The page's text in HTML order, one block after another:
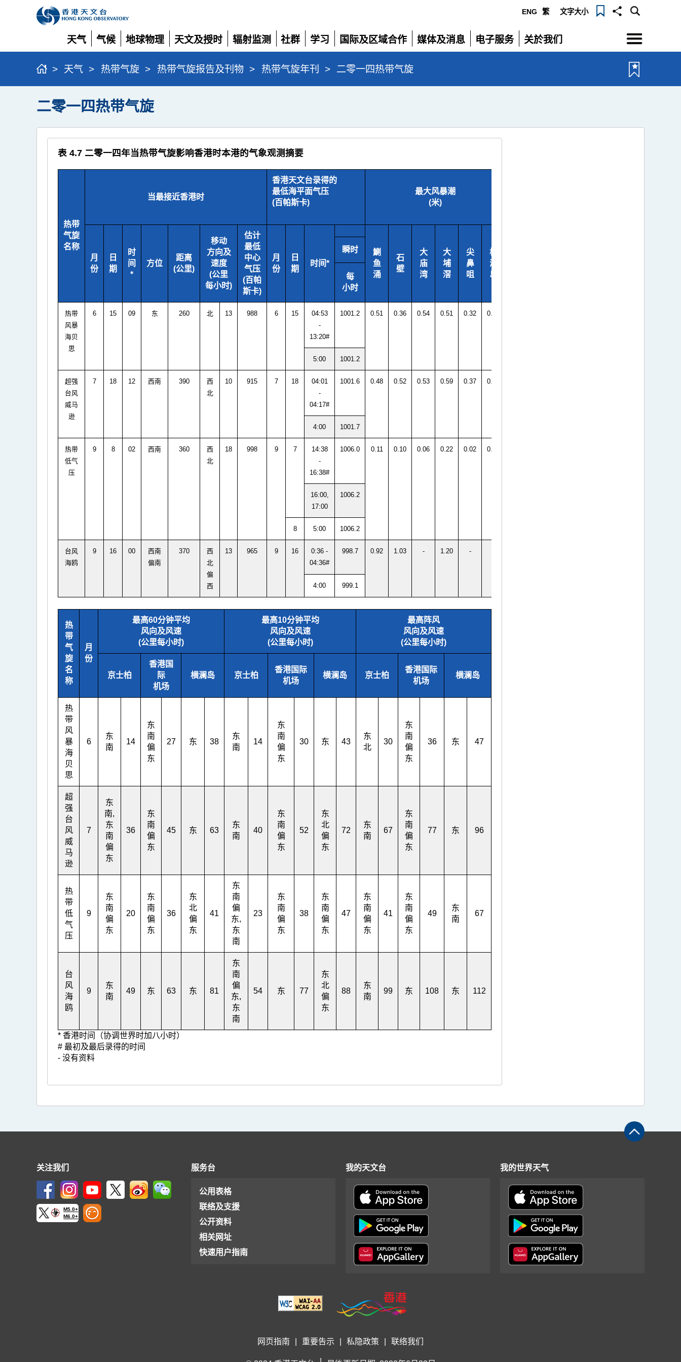
ENG 繁 文字大小
天气
展
开
气候
展
开
地球物理
展
开
天文及授时
展
开
辐射监测
展
开
社群
展
开
学习
展
开
国际及区域合作
展
开
媒体及消息
展
电子服务
展
关於我们
展
选
单
> 天气 > 热带气旋 > 热带气旋报告及刊物 > 热带气旋年刊 > 二零一四热带气旋
二零一四热带气旋
表 4.7 二零一四年当热带气旋影响香港时本港的气象观测摘要
热带
气旋
名称
当最接近香港时
香港天文台录得的
最低海平面气压
(百帕斯卡)
最大风暴潮
(米)
月
份
日
期
时
间
*
方位
距离
(公里)
移动
方向及
速度
(公里
每小时)
估计
最低
中心
气压
(百帕
斯卡)
月
份
日
期
时间*
鰂
鱼
涌
石
壁
大
庙
湾
大
埔
滘
尖
鼻
咀
横
澜
岛
瞬时
每
小时
热带
风暴
海贝
思
6 15 09 东 260 北 13 988 6 15
04:53
-
13:20#
1001.2 0.51 0.36 0.54 0.51 0.32 0.54
5:00 1001.2
超强
台风
威马
逊
7 18 12 西南 390
西
北
10 915 7 18
04:01
-
04:17#
1001.6 0.48 0.52 0.53 0.59 0.37 0.47
4:00 1001.7
热带
低气
压
9 8 02 西南 360
西
北
18 998 9 7
14:38
-
16:38#
1006.0 0.11 0.10 0.06 0.22 0.02 0.10
16:00,
17:00
1006.2
8 5:00 1006.2
台风
海鸥
9 16 00
西南
偏南
370
西
北
偏
西
13 965 9 16
0:36 -
04:36#
998.7 0.92 1.03 - 1.20 -
4:00 999.1
热
带
气
旋
名
称
月
份
最高60分钟平均
风向及风速
(公里每小时)
最高10分钟平均
风向及风速
(公里每小时)
最高阵风
风向及风速
(公里每小时)
京士柏
香港国
际
机场
横澜岛 京士柏
香港国际
机场
横澜岛 京士柏
香港国际
机场
横澜岛
热
带
风
暴
海
贝
思
6
东
南
14
东
南
偏
东
27 东 38
东
南
14
东
南
偏
东
30 东 43
东
北
30
东
南
偏
东
36 东 47
超
强
台
风
威
马
逊
7
东
南,
东
南
偏
东
36
东
南
偏
东
45 东 63
东
南
40
东
南
偏
东
52
东
北
偏
东
72
东
南
67
东
南
偏
东
77 东 96
热
带
低
气
压
9
东
南
偏
东
20
东
南
偏
东
36
东
北
偏
东
41
东
南
偏
东,
东
南
23
东
南
偏
东
38
东
南
偏
东
47
东
南
偏
东
41
东
南
偏
东
49
东
南
67
台
风
海
鸥
9
东
南
49 东 63 东 81
东
南
偏
东,
东
南
54 东 77
东
北
偏
东
88
东
南
99 东 108 东 112
* 香港时间（协调世界时加八小时）
# 最初及最后录得的时间
- 没有资料
关注我们
M5.0+
M6.0+
服务台
公用表格
联络及支援
公开资料
相关网址
快速用户指南
我的天文台 我的世界天气
网页指南 重要告示 私隐政策 联络我们